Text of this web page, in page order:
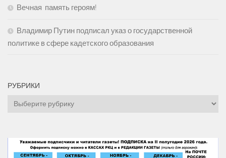
Вечная память героям!
Владимир Путин подписал указ о государственной
политике в сфере кадетского образования
РУБРИКИ
Рубрики